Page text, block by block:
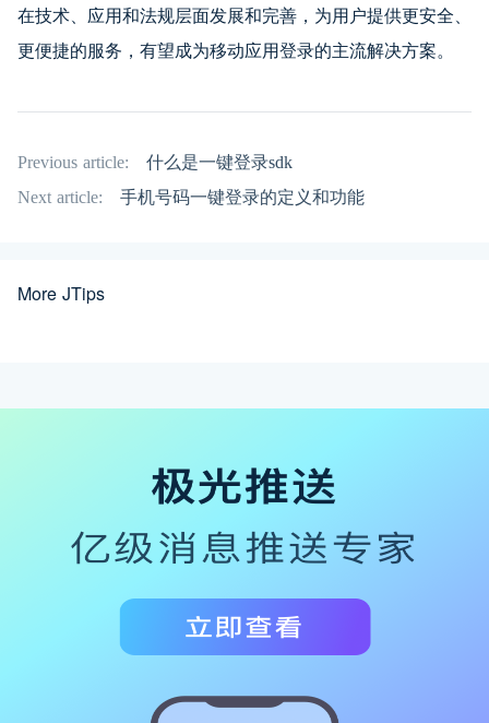
在技术、应用和法规层面发展和完善，为用户提供更安全、
更便捷的服务，有望成为移动应用登录的主流解决方案。
Previous article:
什么是一键登录sdk
Next article:
手机号码一键登录的定义和功能
More JTips